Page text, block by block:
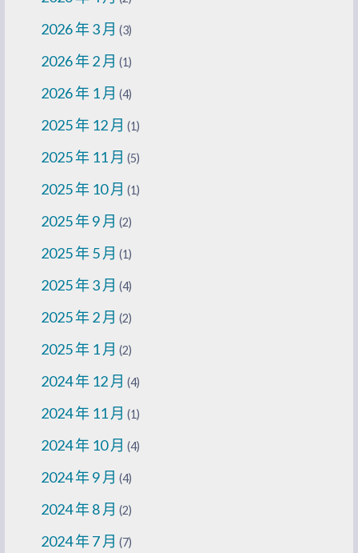
2026 年 3 月 (3)
2026 年 2 月 (1)
2026 年 1 月 (4)
2025 年 12 月 (1)
2025 年 11 月 (5)
2025 年 10 月 (1)
2025 年 9 月 (2)
2025 年 5 月 (1)
2025 年 3 月 (4)
2025 年 2 月 (2)
2025 年 1 月 (2)
2024 年 12 月 (4)
2024 年 11 月 (1)
2024 年 10 月 (4)
2024 年 9 月 (4)
2024 年 8 月 (2)
2024 年 7 月 (7)